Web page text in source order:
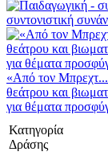
συντονιστική
«Από τον Μπρεχτ...
θεάτρου και
για θέματα
Κατηγορία
Δράσης